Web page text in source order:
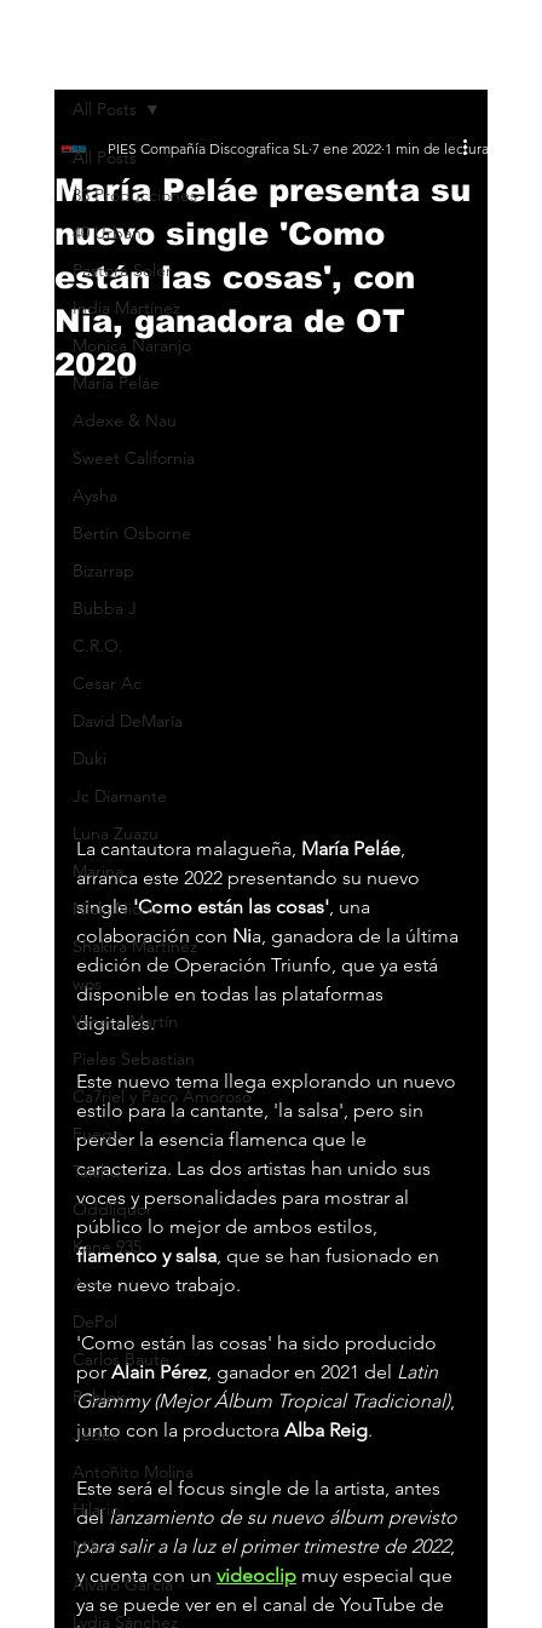
All Posts
33 Producciones
40 Urban
Pastora Soler
India Martínez
Monica Naranjo
María Peláe
Adexe & Nau
Sweet California
Aysha
Bertín Osborne
Bizarrap
Bubba J
C.R.O.
Cesar Ac
David DeMaría
Duki
Jc Diamante
Luna Zuazu
Marina
Nicki Nicole
Shakira Martínez
wos
Vanesa Martín
Pieles Sebastian
Ca7riel y Paco Amoroso
Fuego
Taichu
Oddliquor
Kane 935
Acru
DePol
Carlos Baute
Robleis
Jedet
Antoñito Molina
Hilario
Milo J
Álvaro García
Lydia Sánchez
All Posts
María Peláe presenta su
nuevo single 'Como
están las cosas', con
Nia, ganadora de OT
2020
PIES Compañía Discografica SL 7 ene 2022 1 min de lectura
La cantautora malagueña, María Peláe,
arranca este 2022 presentando su nuevo
single 'Como están las cosas', una
colaboración con Nia, ganadora de la última
edición de Operación Triunfo, que ya está
disponible en todas las plataformas
digitales.
Este nuevo tema llega explorando un nuevo
estilo para la cantante, 'la salsa', pero sin
perder la esencia flamenca que le
caracteriza. Las dos artistas han unido sus
voces y personalidades para mostrar al
público lo mejor de ambos estilos,
flamenco y salsa, que se han fusionado en
este nuevo trabajo.
'Como están las cosas' ha sido producido
por Alain Pérez, ganador en 2021 del Latin
Grammy (Mejor Álbum Tropical Tradicional),
junto con la productora Alba Reig.
Este será el focus single de la artista, antes
del lanzamiento de su nuevo álbum previsto
para salir a la luz el primer trimestre de 2022,
y cuenta con un videoclip muy especial que
ya se puede ver en el canal de YouTube de